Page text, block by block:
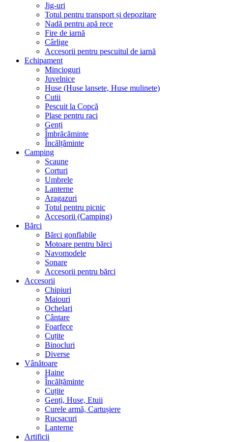
Jig-uri
Totul pentru transport și depozitare
Nadă pentru apă rece
Fire de iarnă
Cârlige
Accesorii pentru pescuitul de iarnă
Echipament
Mincioguri
Juvelnice
Huse (Huse lansete, Huse mulinete)
Cutii
Pescuit la Copcă
Plase pentru raci
Genți
Îmbrăcăminte
Încălțăminte
Camping
Scaune
Corturi
Umbrele
Lanterne
Aragazuri
Totul pentru picnic
Accesorii (Camping)
Bărci
Bărci gonflabile
Motoare pentru bărci
Navomodele
Sonare
Accesorii pentru bărci
Accesorii
Chipiuri
Maiouri
Ochelari
Cântare
Foarfece
Cuțite
Binocluri
Diverse
Vânătoare
Haine
Încălțăminte
Cuțite
Genți, Huse, Etuii
Curele armă, Cartușiere
Rucsacuri
Lanterne
Artificii